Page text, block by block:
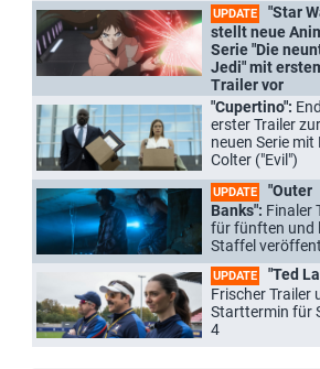
UPDATE
"Star
stellt neue
Serie "Die
Jedi" mit
Trailer vor
"Cupertino":
erster Trailer zur
neuen Serie mit
Colter ("Evil")
UPDATE
"Outer
Banks": Finaler
für fünften und
Staffel
UPDATE
"Ted
Frischer Trailer
Starttermin für
4